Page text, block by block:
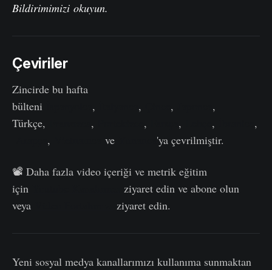
Bildirimimizi okuyun.
Çeviriler
Zincirde bu hafta
bülteni
, , ,
,
Türkçe,
, , , ,
,
, ve 'ya çevrilmiştir.
📽️ Daha fazla video içeriği ve metrik eğitim
için
ziyaret edin ve abone olun
veya
ziyaret edin.
Yeni sosyal medya kanallarımızı kullanıma sunmaktan